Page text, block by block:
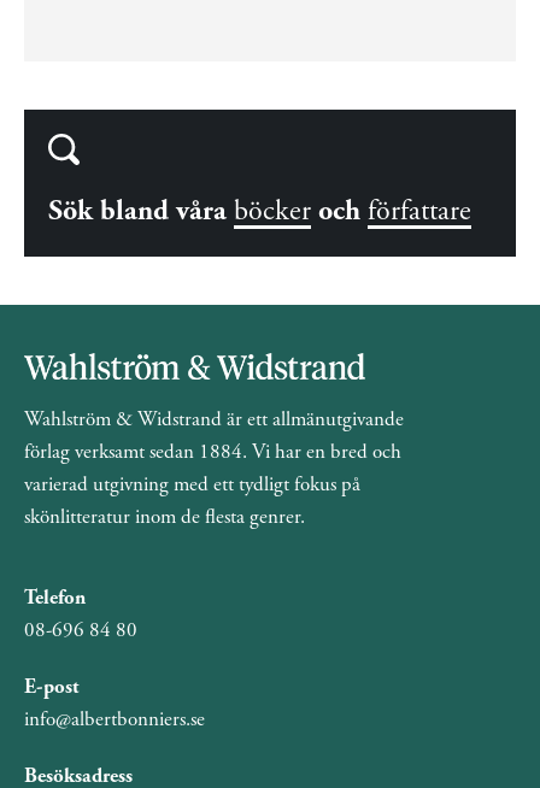
Sök bland våra böcker och författare
Wahlström & Widstrand är ett allmänutgivande
förlag verksamt sedan 1884. Vi har en bred och
varierad utgivning med ett tydligt fokus på
skönlitteratur inom de flesta genrer.
Telefon
08-696 84 80
E-post
info@albertbonniers.se
Besöksadress